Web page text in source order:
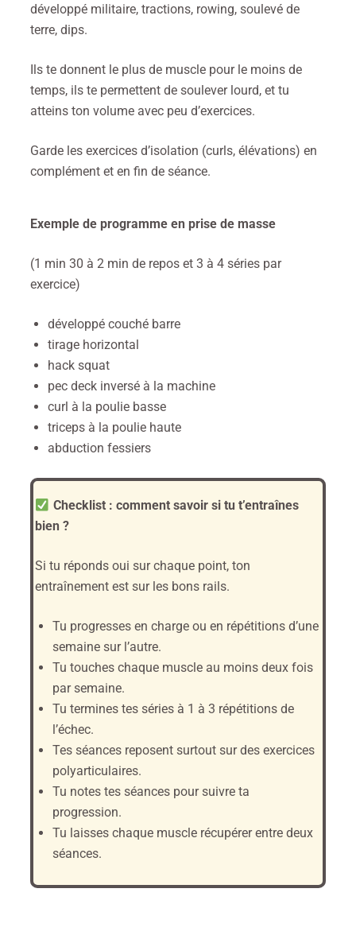
développé militaire, tractions, rowing, soulevé de
terre, dips.
Ils te donnent le plus de muscle pour le moins de
temps, ils te permettent de soulever lourd, et tu
atteins ton volume avec peu d’exercices.
Garde les exercices d’isolation (curls, élévations) en
complément et en fin de séance.
Exemple de programme en prise de masse
(1 min 30 à 2 min de repos et 3 à 4 séries par
exercice)
développé couché barre
tirage horizontal
hack squat
pec deck inversé à la machine
curl à la poulie basse
triceps à la poulie haute
abduction fessiers
Checklist : comment savoir si tu t’entraînes
bien ?
Si tu réponds oui sur chaque point, ton
entraînement est sur les bons rails.
Tu progresses en charge ou en répétitions d’une
semaine sur l’autre.
Tu touches chaque muscle au moins deux fois
par semaine.
Tu termines tes séries à 1 à 3 répétitions de
l’échec.
Tes séances reposent surtout sur des exercices
polyarticulaires.
Tu notes tes séances pour suivre ta
progression.
Tu laisses chaque muscle récupérer entre deux
séances.